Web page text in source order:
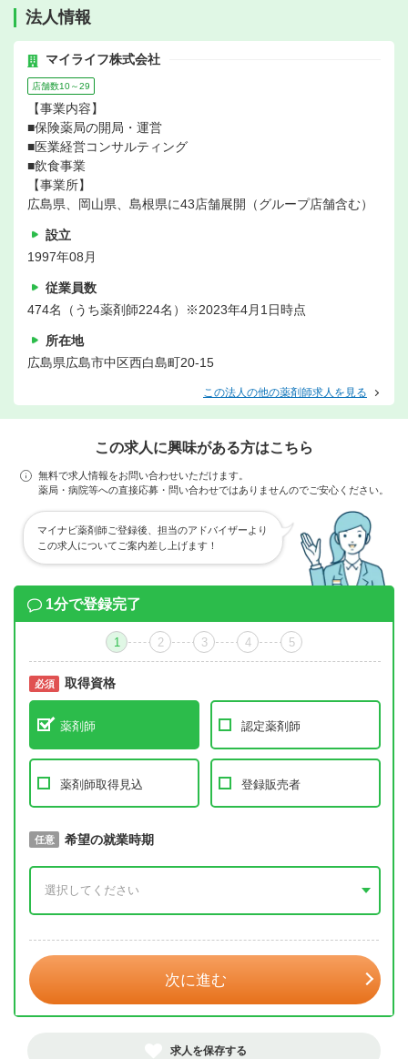
法人情報
マイライフ株式会社
店舗数10～29
【事業内容】
■保険薬局の開局・運営
■医業経営コンサルティング
■飲食事業
【事業所】
広島県、岡山県、島根県に43店舗展開（グループ店舗含む）
設立
1997年08月
従業員数
474名（うち薬剤師224名）※2023年4月1日時点
所在地
広島県広島市中区西白島町20-15
この法人の他の薬剤師求人を見る
この求人に興味がある方はこちら
無料で求人情報をお問い合わせいただけます。
薬局・病院等への直接応募・問い合わせではありませんのでご安心ください。
マイナビ薬剤師ご登録後、担当のアドバイザーより
この求人についてご案内差し上げます！
1分で登録完了
1 2 3 4 5
必須 取得資格
薬剤師 認定薬剤師
薬剤師取得見込 登録販売者
必須 取得予定年
任意 希望の就業時期
次に進む
求人を保存する